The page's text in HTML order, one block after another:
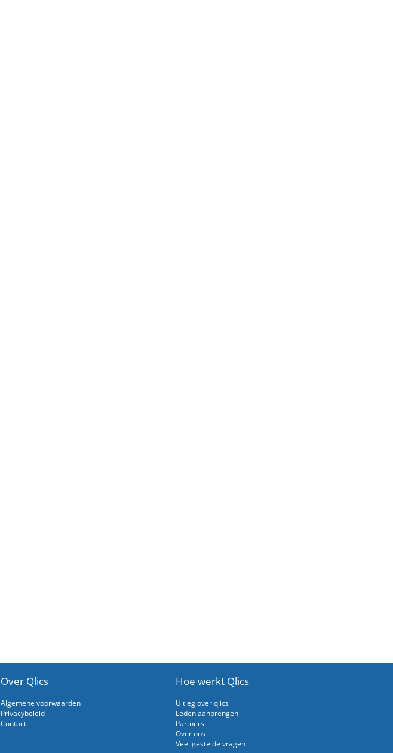
Over Qlics
Algemene voorwaarden
Privacybeleid
Contact
Hoe werkt Qlics
Uitleg over qlics
Leden aanbrengen
Partners
Over ons
Veel gestelde vragen